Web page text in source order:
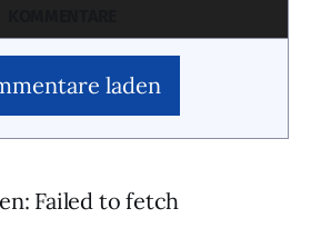
laden
Failed to fetch